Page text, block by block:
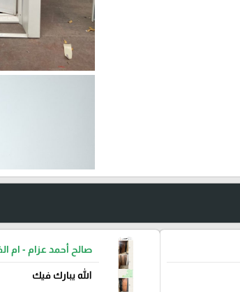
صالح أحمد عزام - ام
الله يبارك فيك